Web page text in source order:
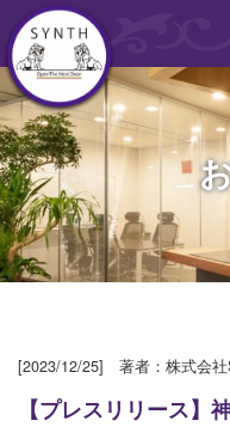
[2023/12/25] 著者：株式会社
【プレスリリース】